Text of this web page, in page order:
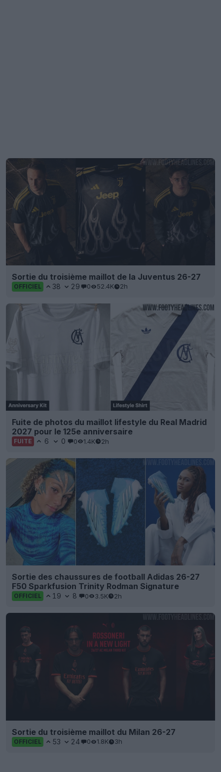
Sortie du troisième maillot de la Juventus 26-27
OFFICIEL 38 29 0 52.4K 2h
Fuite de photos du maillot lifestyle du Real Madrid
2027 pour le 125e anniversaire
FUITE 6 0 0 1.4K 2h
Sortie des chaussures de football Adidas 26-27
F50 Sparkfusion Trinity Rodman Signature
OFFICIEL 19 8 0 3.5K 2h
Sortie du troisième maillot du Milan 26-27
OFFICIEL 53 24 0 1.8K 3h